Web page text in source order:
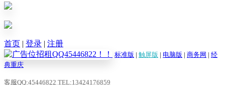
首页 | 登录 | 注册
标准版 | 触屏版 | 电脑版 | 商务网 | 经
典重庆
客服QQ:45446822 TEL:13424176859